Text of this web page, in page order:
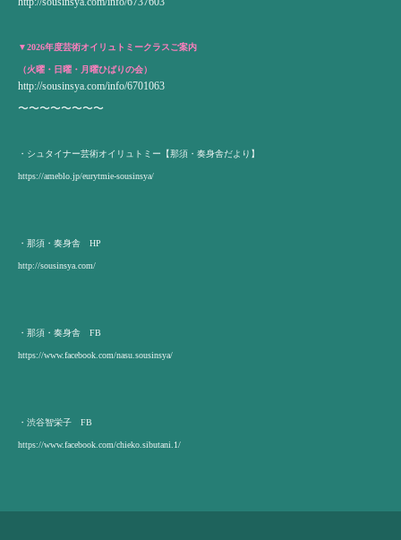
▼2026年度芸術オイリュトミークラスご案内
（火曜・日曜・月曜ひばりの会）
http://sousinsya.com/info/6701063
〜〜〜〜〜〜〜〜
・シュタイナー芸術オイリュトミー【那須・奏身舎だより】
https://ameblo.jp/eurytmie-sousinsya/
・那須・奏身舎 HP
http://sousinsya.com/
・那須・奏身舎 FB
https://www.facebook.com/nasu.sousinsya/
・渋谷智栄子 FB
https://www.facebook.com/chieko.sibutani.1/